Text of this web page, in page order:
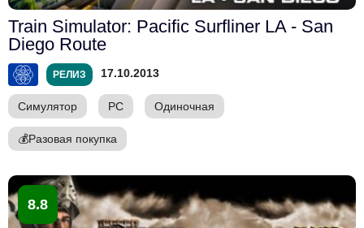
Train Simulator: Pacific Surfliner LA - San
Diego Route
РЕЛИЗ 17.10.2013
Симулятор PC Одиночная
💰Разовая покупка
8.8